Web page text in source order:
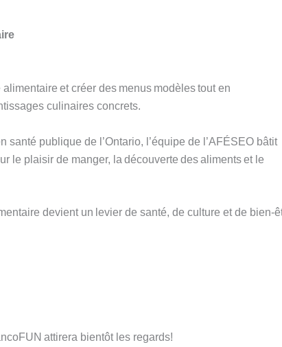
et créer des menus modèles tout en
culinaires concrets.
publique de l’Ontario, l’équipe de l’AFÉSEO bâtit
le plaisir de manger, la découverte des aliments et le
devient un levier de santé, de culture et de bien-
attirera bientôt les regards!